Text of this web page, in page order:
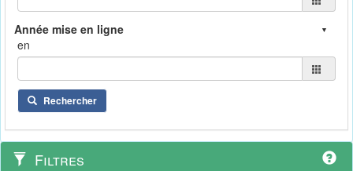
en
Rechercher
Filtres